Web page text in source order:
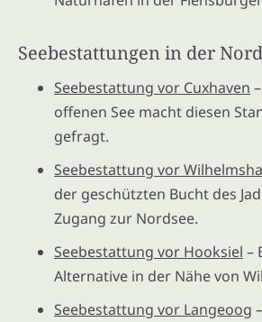
Seebestattungen in der
Seebestattung vor Cuxhaven
offenen See macht diesen
gefragt.
Seebestattung vor
der geschützten Bucht des
Zugang zur Nordsee.
Seebestattung vor Hooksiel –
Alternative in der Nähe von
Seebestattung vor Langeoog